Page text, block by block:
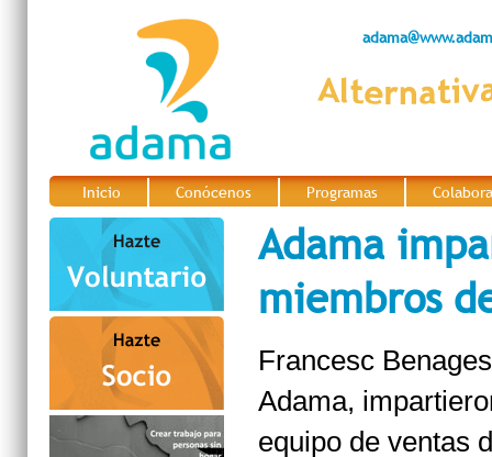
Inicio Conócenos Programas Colabora
Adama
miembros
Francesc
Adama,
equipo de ventas